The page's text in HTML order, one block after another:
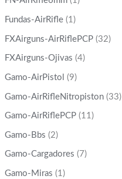
Fundas-AirRifle (1)
FXAirguns-AirRiflePCP (32)
FXAirguns-Ojivas (4)
Gamo-AirPistol (9)
Gamo-AirRifleNitropiston (33)
Gamo-AirRiflePCP (11)
Gamo-Bbs (2)
Gamo-Cargadores (7)
Gamo-Miras (1)